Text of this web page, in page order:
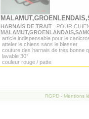
HARNAIS DE TRAIT
POUR
article indispensable pour le
atteler le chiens sans le blesser
couture des harnais de très bonne
lavable 30°
couleur rouge / patte
RGPD- Mentions